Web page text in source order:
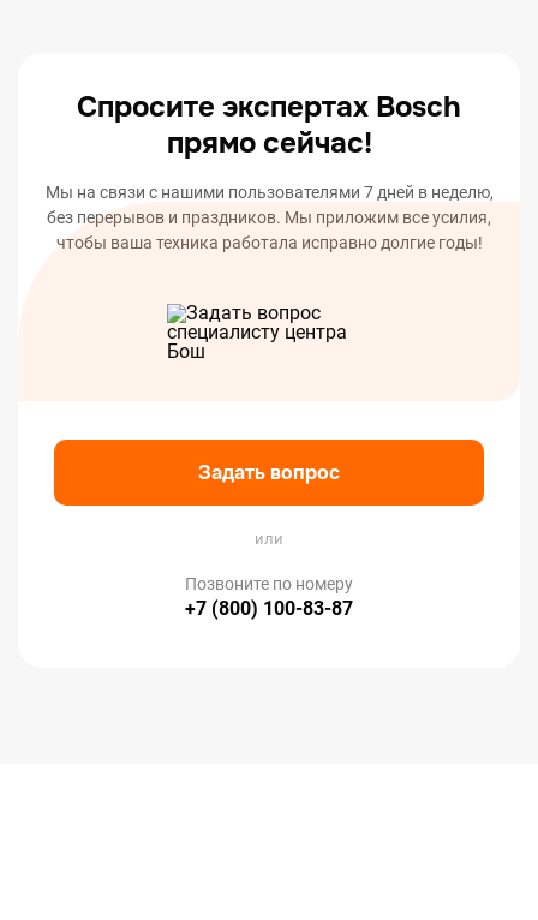
Спросите экспертах Bosch
прямо сейчас!
Мы на связи с нашими пользователями 7 дней в неделю,
без перерывов и праздников. Мы приложим все усилия,
чтобы ваша техника работала исправно долгие годы!
Задать вопрос
или
Позвоните по номеру
+7 (800) 100-83-87